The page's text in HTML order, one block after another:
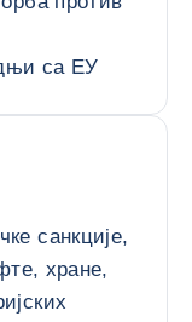
са ЕУ
санкције,
хране,